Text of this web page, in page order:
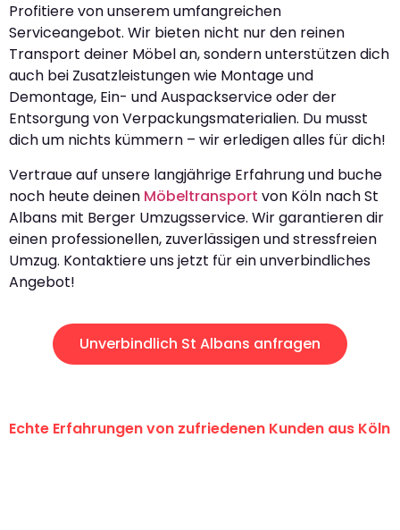
Profitiere von unserem umfangreichen
Serviceangebot. Wir bieten nicht nur den reinen
Transport deiner Möbel an, sondern unterstützen dich
auch bei Zusatzleistungen wie Montage und
Demontage, Ein- und Auspackservice oder der
Entsorgung von Verpackungsmaterialien. Du musst
dich um nichts kümmern – wir erledigen alles für dich!
Vertraue auf unsere langjährige Erfahrung und buche
noch heute deinen Möbeltransport von Köln nach St
Albans mit Berger Umzugsservice. Wir garantieren dir
einen professionellen, zuverlässigen und stressfreien
Umzug. Kontaktiere uns jetzt für ein unverbindliches
Angebot!
Unverbindlich St Albans anfragen
Echte Erfahrungen von zufriedenen Kunden aus Köln